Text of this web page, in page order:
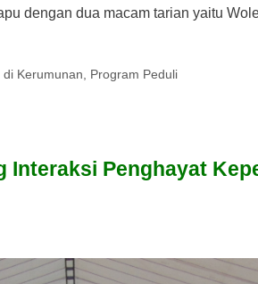
dengan dua macam tarian yaitu
Kerumunan
Program Peduli
Interaksi Penghayat